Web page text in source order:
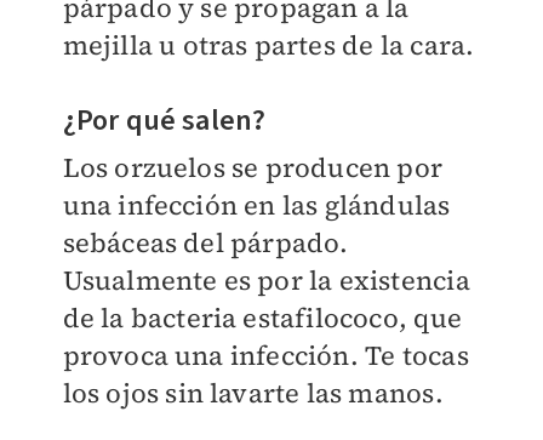
párpado y se propagan a la
mejilla u otras partes de la cara.
¿Por qué salen?
Los orzuelos se producen por
una infección en las glándulas
sebáceas del párpado.
Usualmente es por la existencia
de la bacteria estafilococo, que
provoca una infección. Te tocas
los ojos sin lavarte las manos.